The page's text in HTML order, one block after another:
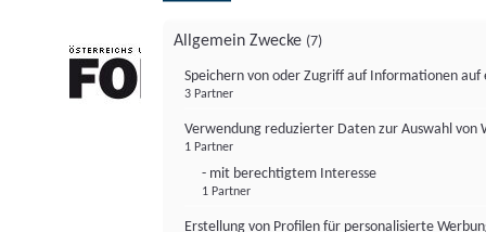
Allgemein Zwecke (7)
Speichern von oder Zugriff auf Informationen auf
3 Partner
Verwendung reduzierter Daten zur Auswahl von
1 Partner
- mit berechtigtem Interesse
1 Partner
Erstellung von Profilen für personalisierte
FONDS professionell